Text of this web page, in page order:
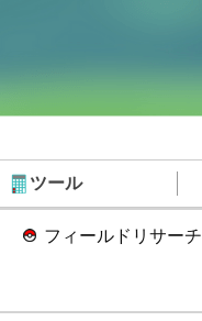
ツール
フィールドリサーチ